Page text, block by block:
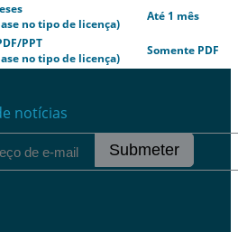
no tipo de licença)
Até 1 mês
PPT
no tipo de licença)
Somente PDF
notícias
Submeter